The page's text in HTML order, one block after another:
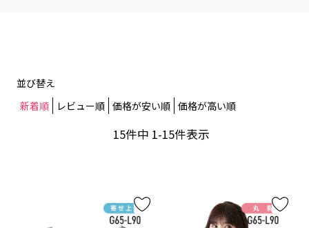
並び替え
新着順
レビュー順 価格が安い順 価格が高い順
15件中 1-15件表示